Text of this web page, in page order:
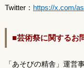
Twitter： https://x.com/
■芸術祭に関するお
「あそびの精舎」運営